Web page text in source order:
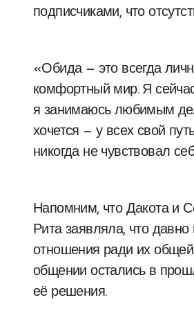
подписчиками, что
«Обида — это всегда
комфортный мир. Я
я занимаюсь любимым
хочется — у всех свой
никогда не чувствовал
Напомним, что Дакота и
Рита заявляла, что
отношения ради их
общении остались в
её решения.